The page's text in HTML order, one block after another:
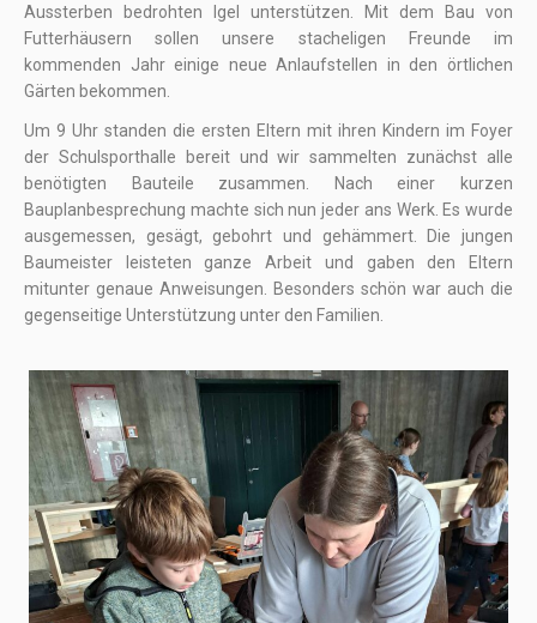
Aussterben bedrohten Igel unterstützen. Mit dem Bau von
Futterhäusern sollen unsere stacheligen Freunde im
kommenden Jahr einige neue Anlaufstellen in den örtlichen
Gärten bekommen.
Um 9 Uhr standen die ersten Eltern mit ihren Kindern im Foyer
der Schulsporthalle bereit und wir sammelten zunächst alle
benötigten Bauteile zusammen. Nach einer kurzen
Bauplanbesprechung machte sich nun jeder ans Werk. Es wurde
ausgemessen, gesägt, gebohrt und gehämmert. Die jungen
Baumeister leisteten ganze Arbeit und gaben den Eltern
mitunter genaue Anweisungen. Besonders schön war auch die
gegenseitige Unterstützung unter den Familien.